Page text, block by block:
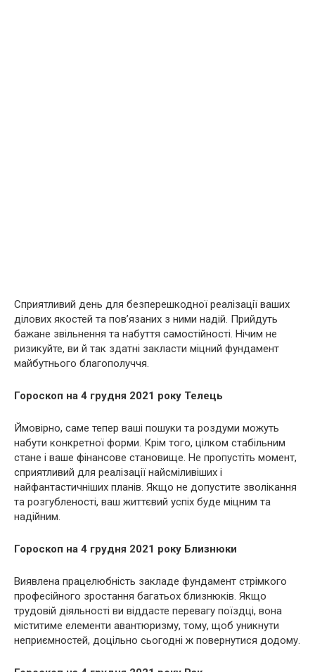
Сприятливий день для безперешкодної реалізації ваших
ділових якостей та пов’язаних з ними надій. Прийдуть
бажане звільнення та набуття самостійності. Нічим не
ризикуйте, ви й так здатні закласти міцний фундамент
майбутнього благополуччя.
Гороскоп на 4 грудня 2021 року Телець
Ймовірно, саме тепер ваші пошуки та роздуми можуть
набути конкретної форми. Крім того, цілком стабільним
стане і ваше фінансове становище. Не пропустіть момент,
сприятливий для реалізації найсміливіших і
найфантастичніших планів. Якщо не допустите зволікання
та розгубленості, ваш життєвий успіх буде міцним та
надійним.
Гороскоп на 4 грудня 2021 року Близнюки
Виявлена ​​працелюбність закладе фундамент стрімкого
професійного зростання багатьох близнюків. Якщо
трудовій діяльності ви віддасте перевагу поїздці, вона
міститиме елементи авантюризму, тому, щоб уникнути
неприємностей, доцільно сьогодні ж повернутися додому.